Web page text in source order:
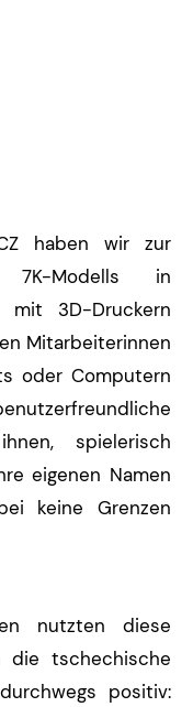
haben wir zur
Modells in
mit 3D-Druckern
Mitarbeiterinnen
oder Computern
spielerisch
eigenen Namen
keine Grenzen
nutzten diese
die tschechische
positiv: